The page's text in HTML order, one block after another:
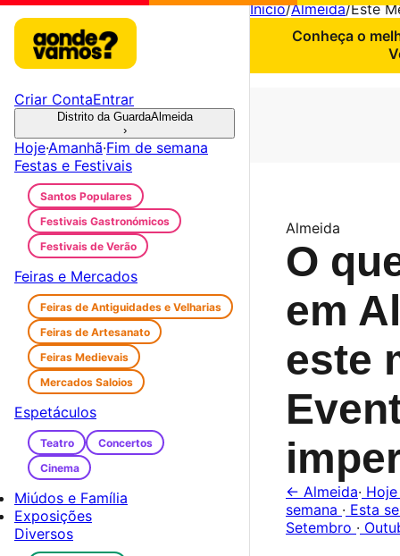
Início/Almeida/Este
Conheça o
Almeida
O
em
este
← Almeida·
semana · Esta
Setembro ·
Criar ContaEntrar
Distrito da GuardaAlmeida
›
Hoje·Amanhã·Fim de semana
Festas e Festivais
Santos Populares
Festivais Gastronómicos
Festivais de Verão
Feiras e Mercados
Feiras de Antiguidades e Velharias
Feiras de Artesanato
Feiras Medievais
Mercados Saloios
Espetáculos
Teatro
Concertos
Cinema
Miúdos e Família
Exposições
Diversos